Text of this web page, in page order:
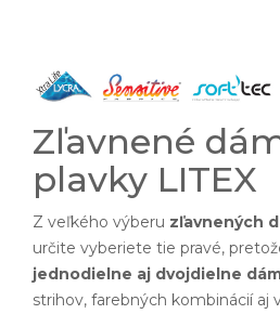
Zľavnené
plavky LITEX
Z veľkého výberu zľavnených
určite vyberiete tie pravé,
jednodielne aj dvojdielne
strihov, farebných kombinácií aj